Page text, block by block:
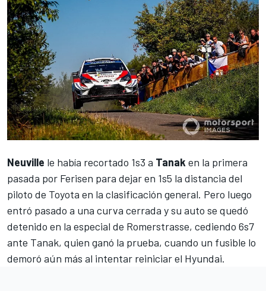
Neuville le había recortado 1s3 a Tanak en la primera
pasada por Ferisen para dejar en 1s5 la distancia del
piloto de Toyota en la clasificación general. Pero luego
entró pasado a una curva cerrada y su auto se quedó
detenido en la especial de Romerstrasse, cediendo 6s7
ante Tanak, quien ganó la prueba, cuando un fusible lo
demoró aún más al intentar reiniciar el Hyundai.